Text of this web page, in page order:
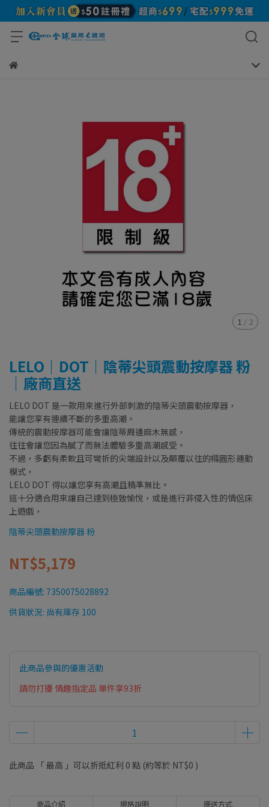
1 / 2
LELO｜DOT｜陰蒂尖頭震動按摩器 粉
｜廠商直送
LELO DOT 是一款用來進行外部刺激的陰蒂尖頭震動按摩器，
能讓您享有連續不斷的多重高潮。
傳統的震動按摩器可能會讓陰蒂周邊麻木無感，
往往會讓您因為膩了而無法體驗多重高潮感受。
不過，多虧有柔軟且可彎折的尖端設計以及顛覆以往的橢圓形運動
模式，
LELO DOT 得以讓您享有高潮且精準無比。
這十分適合用來讓自己達到極致愉悅，或是進行非侵入性的情侶床
上遊戲，
陰蒂尖頭震動按摩器 粉
NT$5,179
商品編號: 7350075028892
供貨狀況: 尚有庫存 100
此商品參與的優惠活動
請勿打擾 情趣指定品 單件享93折
此商品 「 最高 」可以折抵紅利 0 點 (約等於 NT$0 )
商品介紹 規格說明 運送方式